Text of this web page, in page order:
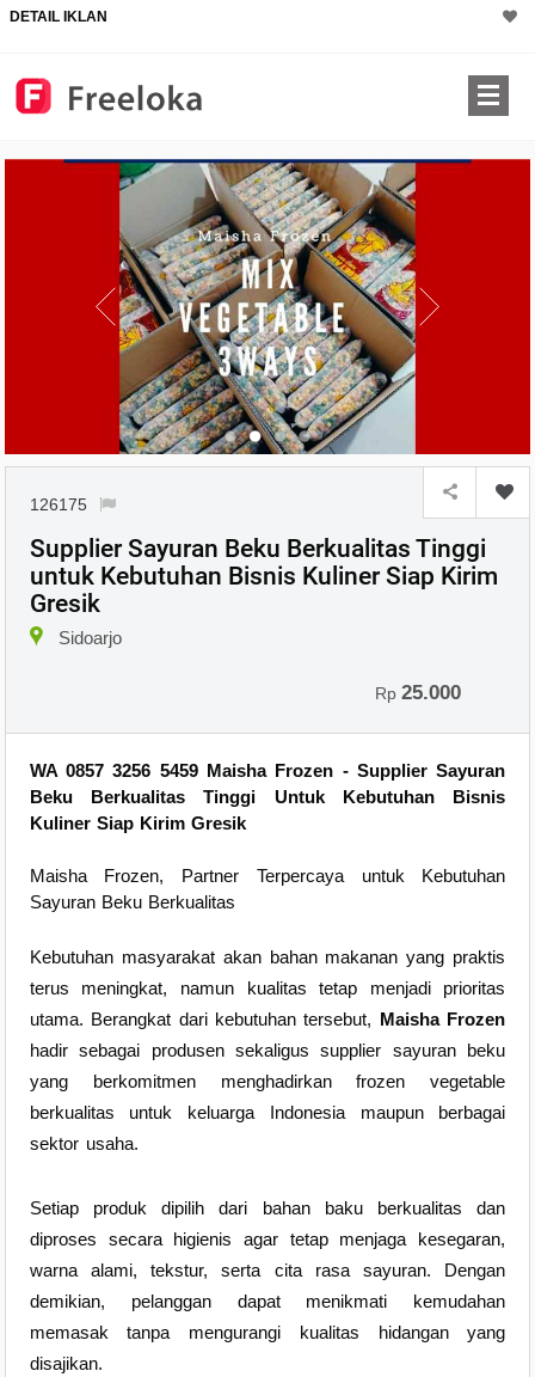
DETAIL IKLAN
126175
Supplier Sayuran Beku Berkualitas Tinggi
untuk Kebutuhan Bisnis Kuliner Siap Kirim
Gresik
Sidoarjo
Rp25.000
WA 0857 3256 5459 Maisha Frozen - Supplier Sayuran
Beku Berkualitas Tinggi Untuk Kebutuhan Bisnis
Kuliner Siap Kirim Gresik
Maisha Frozen, Partner Terpercaya untuk Kebutuhan
Sayuran Beku Berkualitas
Kebutuhan masyarakat akan bahan makanan yang praktis
terus meningkat, namun kualitas tetap menjadi prioritas
utama. Berangkat dari kebutuhan tersebut, Maisha Frozen
hadir sebagai produsen sekaligus supplier sayuran beku
yang berkomitmen menghadirkan frozen vegetable
berkualitas untuk keluarga Indonesia maupun berbagai
sektor usaha.
Setiap produk dipilih dari bahan baku berkualitas dan
diproses secara higienis agar tetap menjaga kesegaran,
warna alami, tekstur, serta cita rasa sayuran. Dengan
demikian, pelanggan dapat menikmati kemudahan
memasak tanpa mengurangi kualitas hidangan yang
disajikan.